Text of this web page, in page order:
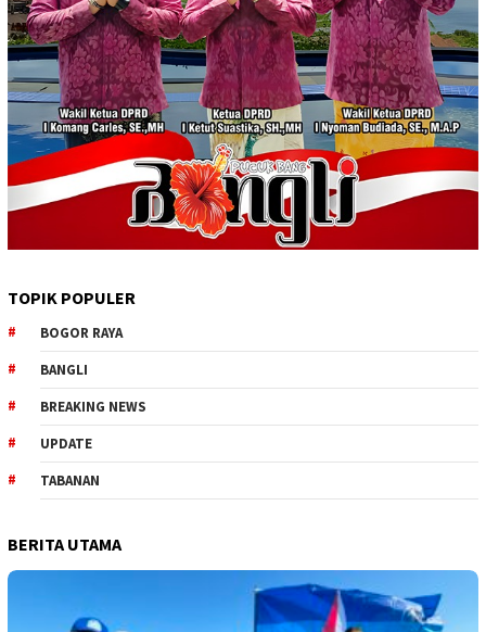
TOPIK POPULER
BOGOR RAYA
BANGLI
BREAKING NEWS
UPDATE
TABANAN
BERITA UTAMA